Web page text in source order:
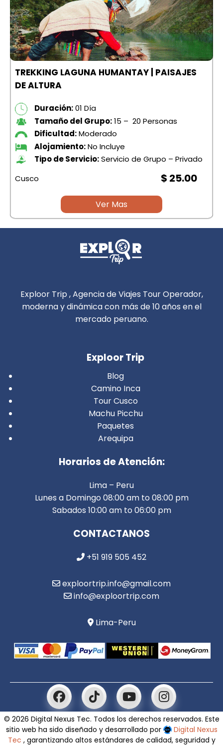
TREKKING LAGUNA HUMANTAY | PAISAJES
DE ALTURA
Duración:01 Día
Tamaño del Grupo:15 – 20 Personas
Dificultad:Moderado
Alojamiento:No Incluye
Tipo de Servicio:Servicio de Grupo – Privado
Cusco
$ 25.00
Ver Mas
Exploor Trip , Agencia de Viajes Tour Operador,
moderna y dinámica con más de 10 años en el
mercado peruano.
Exploor Trip
Blog
Camino Inca
Tour Cusco
Machu Picchu
Paquetes
Arequipa
Horarios de Atención:
Lima – Peru
Lunes a Domingo 08:00 am to 08:00 pm
Sabados 10:00 am to 06:00 pm
CONTACTANOS
+51 919 505 452
exploortrip.info@gmail.com
info@exploortrip.com
Lima-Peru
© 2026 Digital Nexus Tec. Todos los derechos reservados. Este
sitio web ha sido diseñado y desarrollado por
Digital Nexus
Tec , garantizando altos estándares de calidad, seguridad y